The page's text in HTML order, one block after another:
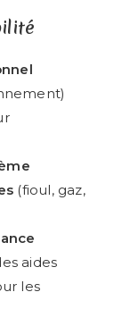
(fioul, gaz,
aides
les